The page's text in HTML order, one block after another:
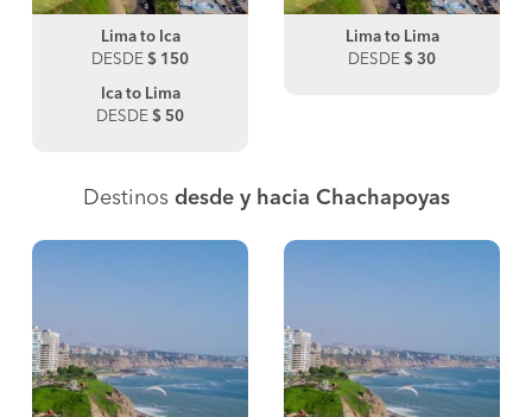
Lima to Ica
DESDE $ 150
Ica to Lima
DESDE $ 50
Lima to Lima
DESDE $ 30
Destinos desde y hacia Chachapoyas